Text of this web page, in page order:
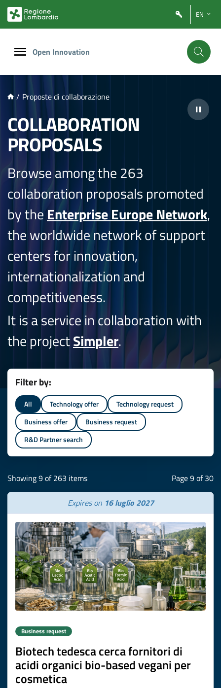
PRINCIPALE
EN
Open Innovation
/ Proposte di collaborazione
COLLABORATION
PROPOSALS
Browse among the 263
collaboration proposals promoted
by theEnterprise Europe Network,
the worldwide network of support
centers for innovation,
internationalization and
competitiveness.
It is a service in collaboration with
the projectSimpler.
Filter by:
All Technology offer
Technology request
Business offer
Business request
R&D Partner search
Showing 9 of 263 items Page 9 of 30
Expires on 16 luglio 2027
Business request
Biotech tedesca cerca fornitori di
acidi organici bio-based vegani per
cosmetica